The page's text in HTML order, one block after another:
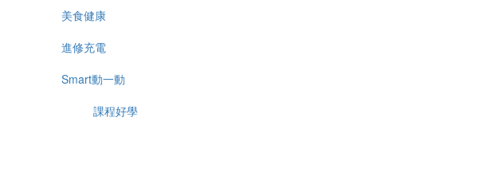
美食健康
進修充電
Smart動一動
課程好學